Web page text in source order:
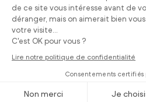
Besoin de conseils ?
Se connecter